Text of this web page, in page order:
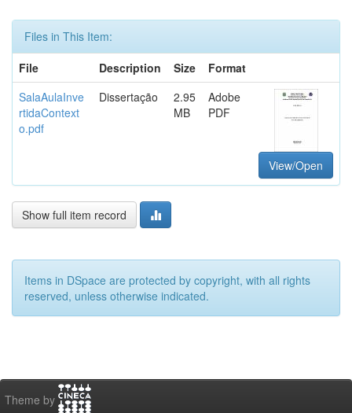
Files in This Item:
File
Description Size
Format
SalaAulaInve
rtidaContext
o.pdf
Dissertação
2.95
MB
Adobe
PDF
View/Open
Show full item record
Items in DSpace are protected by copyright, with all rights
reserved, unless otherwise indicated.
Theme by